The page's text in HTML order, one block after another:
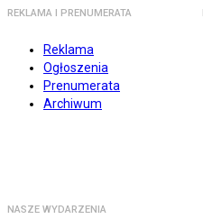
REKLAMA I PRENUMERATA
Reklama
Ogłoszenia
Prenumerata
Archiwum
NASZE WYDARZENIA